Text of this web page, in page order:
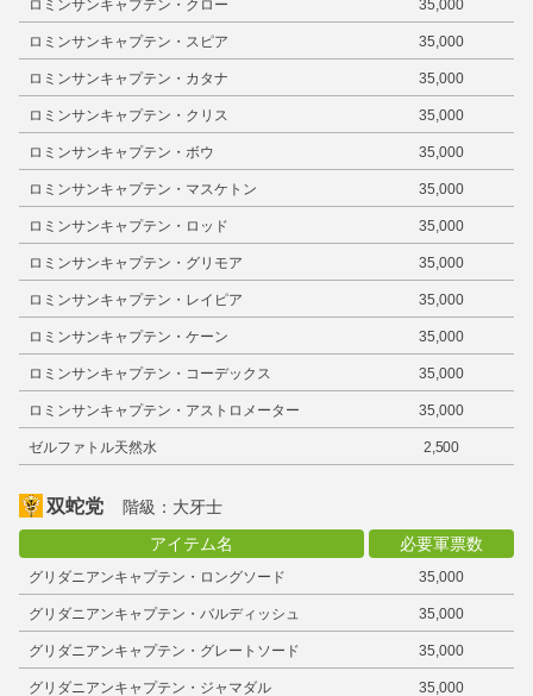
ロミンサンキャプテン・クロー 35,000
ロミンサンキャプテン・スピア 35,000
ロミンサンキャプテン・カタナ 35,000
ロミンサンキャプテン・クリス 35,000
ロミンサンキャプテン・ボウ 35,000
ロミンサンキャプテン・マスケトン 35,000
ロミンサンキャプテン・ロッド 35,000
ロミンサンキャプテン・グリモア 35,000
ロミンサンキャプテン・レイピア 35,000
ロミンサンキャプテン・ケーン 35,000
ロミンサンキャプテン・コーデックス 35,000
ロミンサンキャプテン・アストロメーター 35,000
ゼルファトル天然水 2,500
双蛇党
階級：大牙士
アイテム名
必要軍票数
グリダニアンキャプテン・ロングソード 35,000
グリダニアンキャプテン・バルディッシュ 35,000
グリダニアンキャプテン・グレートソード 35,000
グリダニアンキャプテン・ジャマダル 35,000